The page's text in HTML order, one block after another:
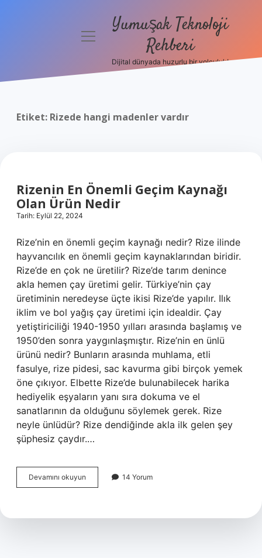
Politikası
menüyüYumuşak Teknoloji
Rehberi
Dijital dünyada huzurlu bir yolculuk!
Etiket: Rizede hangi madenler vardır
Rizenin En Önemli Geçim Kaynağı
Olan Ürün Nedir
Tarih: Eylül 22, 2024
Rize’nin en önemli geçim kaynağı nedir? Rize ilinde
hayvancılık en önemli geçim kaynaklarından biridir.
Rize’de en çok ne üretilir? Rize’de tarım denince
akla hemen çay üretimi gelir. Türkiye’nin çay
üretiminin neredeyse üçte ikisi Rize’de yapılır. Ilık
iklim ve bol yağış çay üretimi için idealdir. Çay
yetiştiriciliği 1940-1950 yılları arasında başlamış ve
1950’den sonra yaygınlaşmıştır. Rize’nin en ünlü
ürünü nedir? Bunların arasında muhlama, etli
fasulye, rize pidesi, sac kavurma gibi birçok yemek
öne çıkıyor. Elbette Rize’de bulunabilecek harika
hediyelik eşyaların yanı sıra dokuma ve el
sanatlarının da olduğunu söylemek gerek. Rize
neyle ünlüdür? Rize dendiğinde akla ilk gelen şey
şüphesiz çaydır.…
Devamını okuyun
En
Kaynağı
14 Yorum